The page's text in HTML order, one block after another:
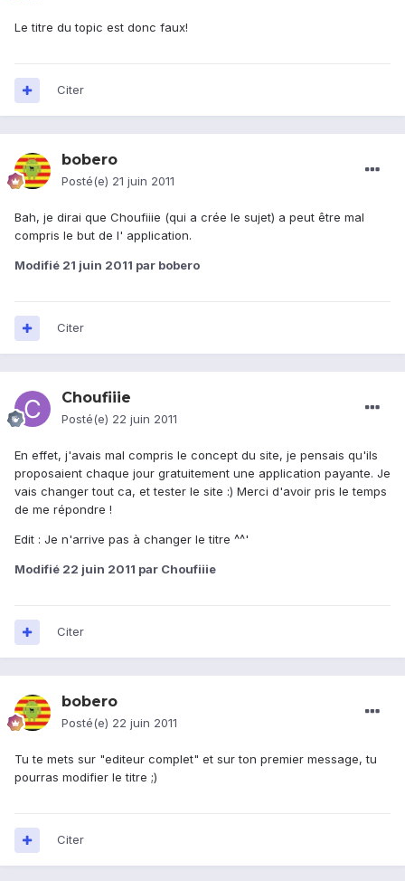
Le titre du topic est donc faux!
Citer
bobero
Posté(e) 21 juin 2011
Bah, je dirai que Choufiiie (qui a crée le sujet) a peut être mal
compris le but de l' application.
Modifié 21 juin 2011 par bobero
Citer
Choufiiie
Posté(e) 22 juin 2011
En effet, j'avais mal compris le concept du site, je pensais qu'ils
proposaient chaque jour gratuitement une application payante. Je
vais changer tout ca, et tester le site :) Merci d'avoir pris le temps
de me répondre !
Edit : Je n'arrive pas à changer le titre ^^'
Modifié 22 juin 2011 par Choufiiie
Citer
bobero
Posté(e) 22 juin 2011
Tu te mets sur "editeur complet" et sur ton premier message, tu
pourras modifier le titre ;)
Citer